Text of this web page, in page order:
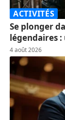
ACTIVITÉS
Se plonger
légendaires
4 août 2026